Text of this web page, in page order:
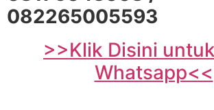
082265005593
>>Klik Disini
Whatsapp<<